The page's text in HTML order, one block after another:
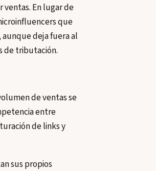
En lugar de
que
deja fuera al
de tributación.
de ventas se
entre
de links y
sus propios